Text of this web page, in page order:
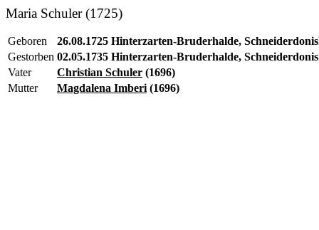
Maria Schuler (1725)
Geboren
26.08.1725 Hinterzarten-Bruderhalde,
Gestorben 02.05.1735 Hinterzarten-Bruderhalde,
Vater
Christian Schuler (1696)
Mutter
Magdalena Imberi (1696)